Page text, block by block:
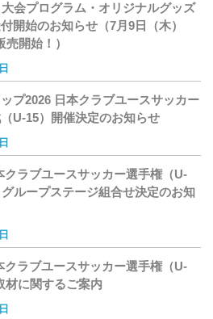
会プログラム・オリジナルグッズ
開始のお知らせ（7月9日（木）
売開始！）
プ2026 日本クラブユースサッカー
U-15）開催決定のお知らせ
クラブユースサッカー選手権（U-
ループステージ組合せ決定のお知
クラブユースサッカー選手権（U-
に関するご案内